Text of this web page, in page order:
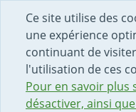
Ce site utilise des
une expérience
continuant de
l'utilisation de ces
Pour en savoir plus
désactiver, ainsi
DÉBUT DU
ACCÈS AU CHAMP
PAGE D'ACCUEIL
FORMULAIRE DE